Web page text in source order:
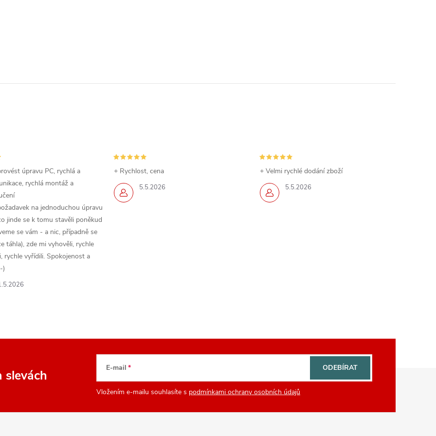
úpravu PC, rychlá a
rychlá montáž a
na jednoduchou úpravu
jinde se k tomu stavěli poněkud
se vám - a nic, případně se
táhla), zde mi vyhověli, rychle
rychle vyřídili. Spokojenost a
)
5.5.2026
+ Rychlost, cena
5.5.2026
+ Velmi rychlé dodání zboží
slevách E-mail
Vložením e-mailu souhlasíte s podmínkami ochrany osobních údajů
ODEBÍRAT